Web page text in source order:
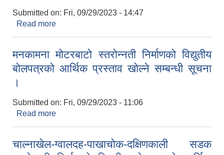
Submitted on: Fri, 09/29/2023 - 14:47
Read more
आन्तरिक आय संकलन सम्बन्धी बोलपत्र आह्वानको पुन:
प्रकाशित सूचना ।
मनकामना मोटरबाटो स्तरोन्नती निर्माणको विद्युतीय
बोलपत्रको आर्थिक प्रस्ताव खोल्ने सम्बन्धी सूचना
।
Submitted on: Fri, 09/29/2023 - 11:06
Read more
चाल्नाखेल-ग्वालदह-पाखाचोक-दक्षिणकाली सडक